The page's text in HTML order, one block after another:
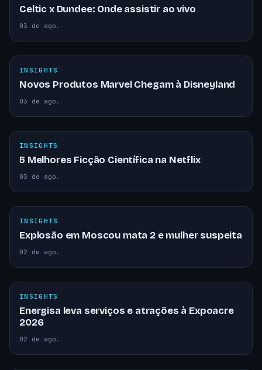
Celtic x Dundee: Onde assistir ao vivo
03 de ago.
INSIGHTS
Novos Produtos Marvel Chegam à Disneyland
03 de ago.
INSIGHTS
5 Melhores Ficção Científica na Netflix
03 de ago.
INSIGHTS
Explosão em Moscou mata 2 e mulher suspeita
02 de ago.
INSIGHTS
Energisa leva serviços e atrações à Expoacre
2026
02 de ago.